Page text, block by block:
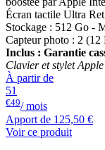
Écran tactile Ultra
Stockage : 512 Go -
Capteur photo : 2 (12
Inclus : Garantie
Clavier et stylet
À partir de
51
€49/ mois
Apport de 125,50 €
Voir ce produit